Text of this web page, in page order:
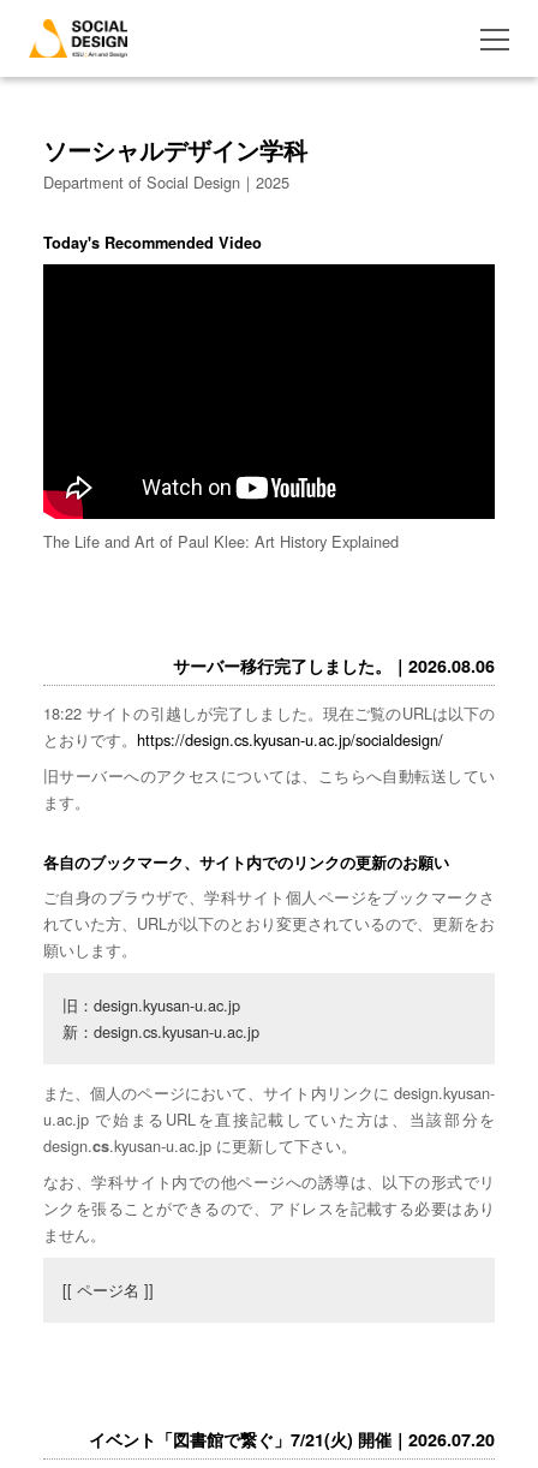
ソーシャルデザイン学科
Department of Social Design｜2025
Today's Recommended Video
The Life and Art of Paul Klee: Art History Explained
サーバー移行完了しました。｜2026.08.06
18:22 サイトの引越しが完了しました。現在ご覧のURLは以下の
とおりです。 https://design.cs.kyusan-u.ac.jp/socialdesign/
旧サーバーへのアクセスについては、こちらへ自動転送してい
ます。
各自のブックマーク、サイト内でのリンクの更新のお願い
ご自身のブラウザで、学科サイト個人ページをブックマークさ
れていた方、URLが以下のとおり変更されているので、更新をお
願いします。
旧：design.kyusan-u.ac.jp
新：design.cs.kyusan-u.ac.jp
また、個人のページにおいて、サイト内リンクに design.kyusan-
u.ac.jp で始まるURLを直接記載していた方は、当該部分を
design.cs.kyusan-u.ac.jp に更新して下さい。
なお、学科サイト内での他ページへの誘導は、以下の形式でリ
ンクを張ることができるので、アドレスを記載する必要はあり
ません。
[[ ページ名 ]]
イベント「図書館で繋ぐ」7/21(火) 開催｜2026.07.20